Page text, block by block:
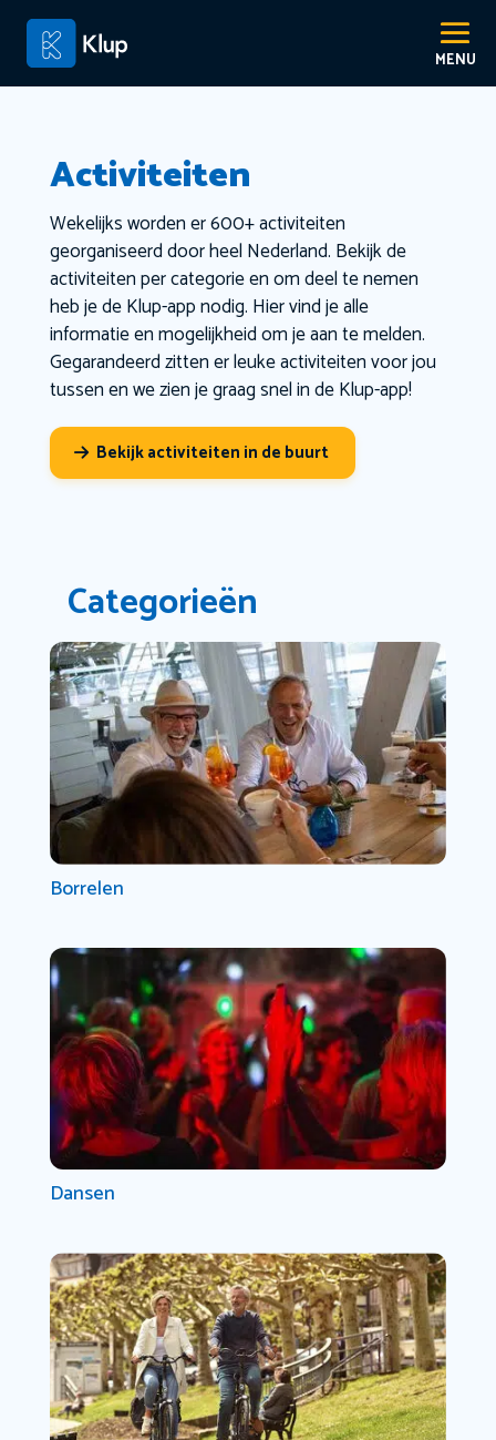
Activiteiten
Wekelijks worden er 600+ activiteiten
georganiseerd door heel Nederland. Bekijk de
activiteiten per categorie en om deel te nemen
heb je de Klup-app nodig. Hier vind je alle
informatie en mogelijkheid om je aan te melden.
Gegarandeerd zitten er leuke activiteiten voor jou
tussen en we zien je graag snel in de Klup-app!
Bekijk activiteiten in de buurt
Categorieën
Borrelen
Dansen